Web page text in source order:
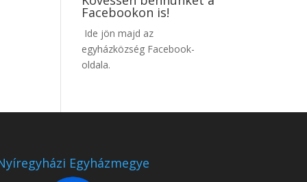
Facebookon is!
Ide jön majd az
egyházközség Facebook-
oldala.
Egyházmegye